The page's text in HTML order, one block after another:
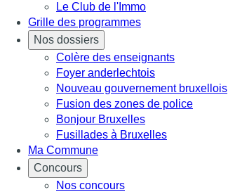
Le Club de l'Immo
Grille des programmes
Nos dossiers
Colère des enseignants
Foyer anderlechtois
Nouveau gouvernement bruxellois
Fusion des zones de police
Bonjour Bruxelles
Fusillades à Bruxelles
Ma Commune
Concours
Nos concours